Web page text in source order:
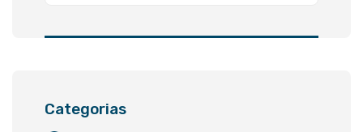
Categorias